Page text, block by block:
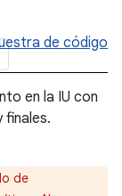
de código
en la IU con
finales.
de